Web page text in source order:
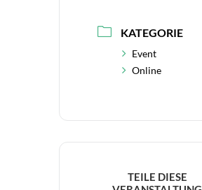
KATEGORIE
Event
Online
TEILE DIESE